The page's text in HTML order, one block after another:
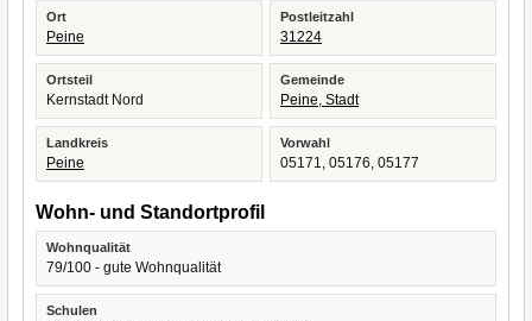
Ort
Peine
Postleitzahl
31224
Ortsteil
Kernstadt Nord
Gemeinde
Peine, Stadt
Landkreis
Peine
Vorwahl
05171, 05176, 05177
Wohn- und Standortprofil
Wohnqualität
79/100 - gute Wohnqualität
Schulen